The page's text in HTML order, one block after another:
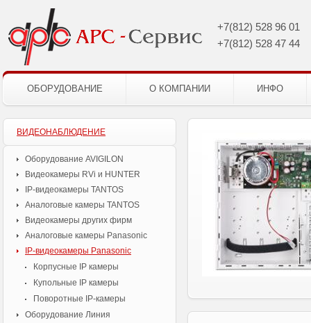
+7(812) 528 96 01
+7(812) 528 47 44
ОБОРУДОВАНИЕ О КОМПАНИИ ИНФО
ВИДЕОНАБЛЮДЕНИЕ
Оборудование AVIGILON
Видеокамеры RVi и HUNTER
IP-видеокамеры TANTOS
Аналоговые камеры TANTOS
Видеокамеры других фирм
Аналоговые камеры Panasonic
IP-видеокамеры Panasonic
Корпусные IP камеры
Купольные IP камеры
Поворотные IP-камеры
Оборудование Линия